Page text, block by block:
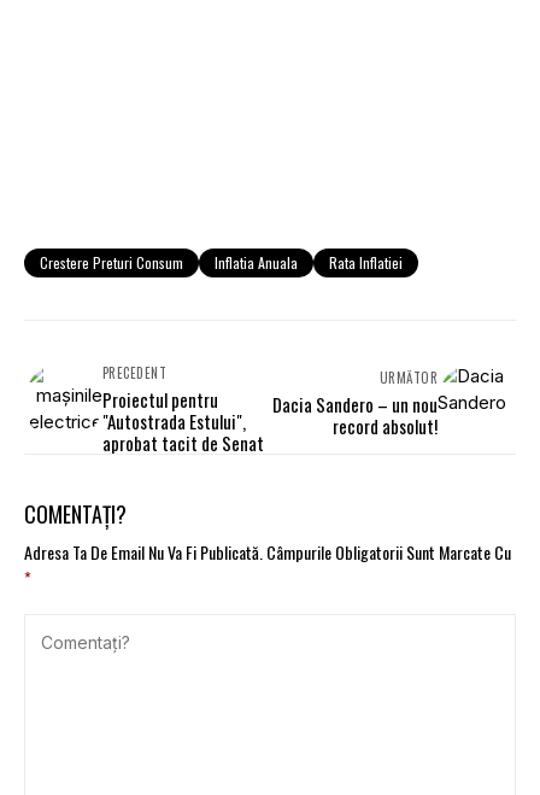
Crestere Preturi Consum Inflatia Anuala Rata Inflatiei
PRECEDENT
Proiectul pentru
"Autostrada Estului",
aprobat tacit de Senat
URMĂTOR
Dacia Sandero – un nou
record absolut!
COMENTAȚI?
Adresa Ta De Email Nu Va Fi Publicată.Câmpurile Obligatorii Sunt Marcate Cu
*